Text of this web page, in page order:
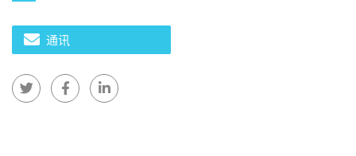
通讯